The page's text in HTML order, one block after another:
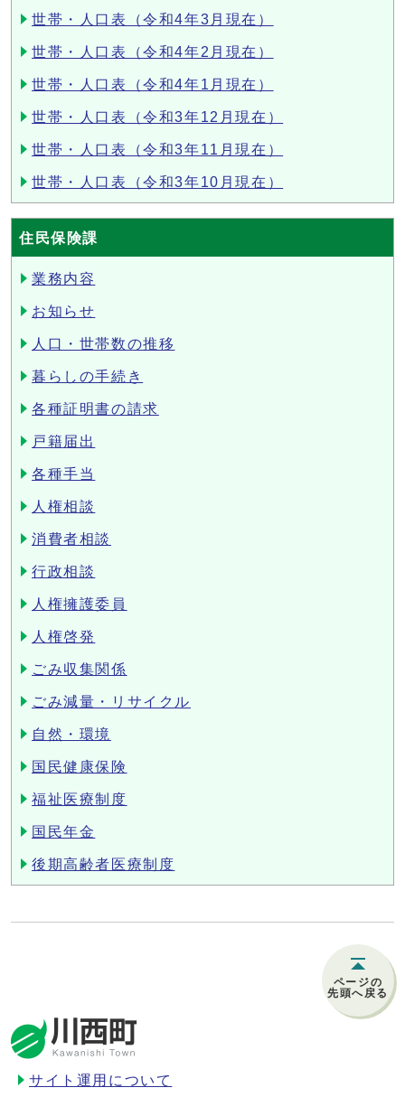
世帯・人口表（令和4年3月現在）
世帯・人口表（令和4年2月現在）
世帯・人口表（令和4年1月現在）
世帯・人口表（令和3年12月現在）
世帯・人口表（令和3年11月現在）
世帯・人口表（令和3年10月現在）
住民保険課
業務内容
お知らせ
人口・世帯数の推移
暮らしの手続き
各種証明書の請求
戸籍届出
各種手当
人権相談
消費者相談
行政相談
人権擁護委員
人権啓発
ごみ収集関係
ごみ減量・リサイクル
自然・環境
国民健康保険
福祉医療制度
国民年金
後期高齢者医療制度
ページの
先頭へ戻る
サイト運用について